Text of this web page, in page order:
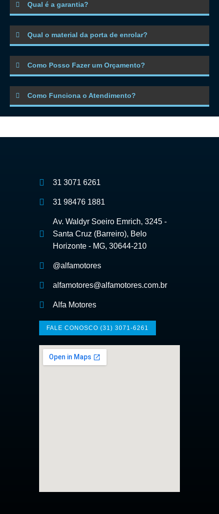
Qual é a garantia?
Qual o material da porta de enrolar?
Como Posso Fazer um Orçamento?
Como Funciona o Atendimento?
31 3071 6261
31 98476 1881
Av. Waldyr Soeiro Emrich, 3245 -
Santa Cruz (Barreiro), Belo
Horizonte - MG, 30644-210
@alfamotores
alfamotores@alfamotores.com.br
Alfa Motores
FALE CONOSCO (31) 3071-6261